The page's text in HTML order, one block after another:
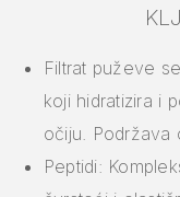
Filtrat puževe
koji hidratizira i
očiju. Podržava
Peptidi: